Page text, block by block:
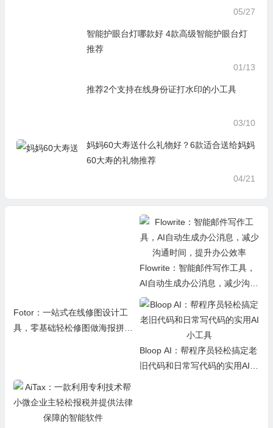
05/27
智能护眼台灯哪款好 4款高级智能护眼台灯
推荐
01/13
推荐2个支持在线身份证打水印的小工具
03/10
妈妈60大寿送什么礼物好？6款适合送给妈妈
60大寿的礼物推荐
04/21
Fotor：一站式在线修图设计工
具，零基础轻松修图做海报拼图
Flowrite：智能邮件写作工具，